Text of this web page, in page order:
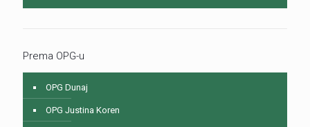
Prema OPG-u
OPG Dunaj
OPG Justina Koren